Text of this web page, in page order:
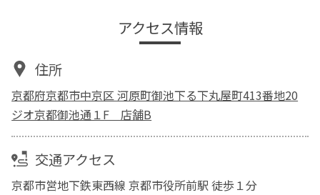
アクセス情報
住所
京都府京都市中京区 河原町御池下る下丸屋町413番地20
ジオ京都御池通１F 店舗B
交通アクセス
京都市営地下鉄東西線 京都市役所前駅 徒歩１分